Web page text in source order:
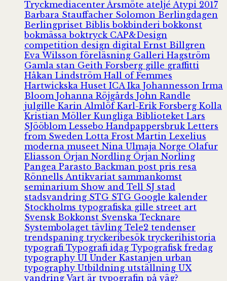
Tryckmediacenter Årsmöte ateljé Atypi 2017
Barbara Stauffacher Solomon Berlingdagen
Berlingpriset Biblisbokbinderibokkonst
bokmässaboktryck CAP&Design
competition design digital Ernst Billgren
Eva Wilsson föreläsning Galleri Hagström
Gamla stan Geith Forsberg gille graffitti
Håkan Lindström Hall of Femmes
Hartwickska Huset ICA Ika Johannesson Irma
Bloom Johanna Röjgårds John Randle
julgille Karin Almlöf Karl-Erik Forsberg Kolla
Kristian Möller Kungliga Biblioteket Lars
SJööblom Lessebo Handpappersbruk Letters
from Sweden Lotta Frost Martin Lexelius
moderna museet Nina Ulmaja Norge Olafur
Eliasson Örjan Nordling Örjan Norling
Pangea Parasto Backman post pris resa
Rönnells Antikvariat sammankomst
seminarium Show and Tell SJ stad
stadsvandring STG STG Google kalender
Stockholms typografiska gille street art
Svensk Bokkonst Svenska Tecknare
Systembolaget tävling Tele2 tendenser
trendspaning tryckeribesök tryckerihistoria
typografi Typografi idag Typografisk fredag
typography UI Under Kastanjen urban
typography Utbildning utställning UX
vandring Vart är typografin på väg?